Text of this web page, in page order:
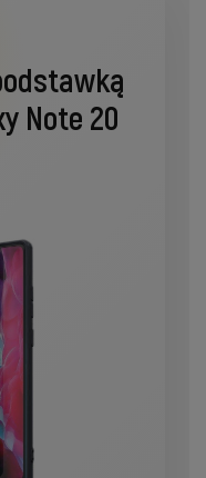
Note 20